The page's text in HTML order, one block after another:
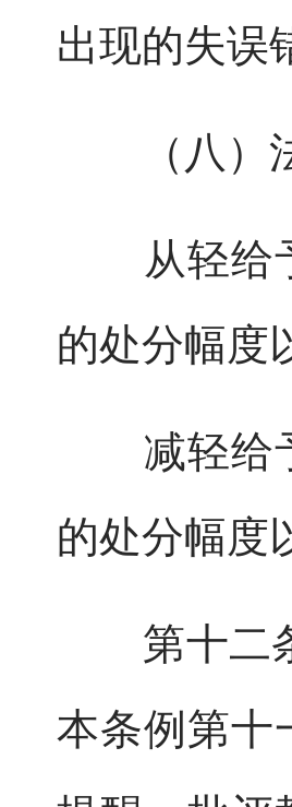
出现的失误
（八）法
从轻给予
的处分幅度
减轻给予
的处分幅度
第十二条
本条例第十